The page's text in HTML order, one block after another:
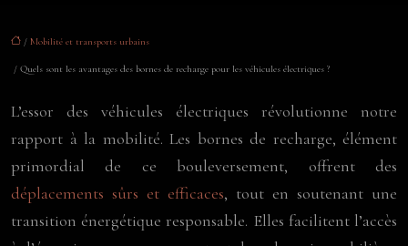
/ Mobilité et transports urbains
/ Quels sont les avantages des bornes de recharge pour les véhicules électriques ?
L’essor des véhicules électriques révolutionne notre
rapport à la mobilité. Les bornes de recharge, élément
primordial de ce bouleversement, offrent des
déplacements sûrs et efficaces, tout en soutenant une
transition énergétique responsable. Elles facilitent l’accès